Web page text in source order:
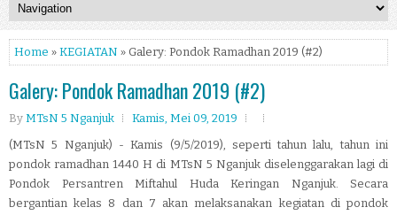
Home » KEGIATAN » Galery: Pondok Ramadhan 2019 (#2)
Galery: Pondok Ramadhan 2019 (#2)
By MTsN 5 Nganjuk
Kamis, Mei 09, 2019
(MTsN 5 Nganjuk) - Kamis (9/5/2019), seperti tahun lalu, tahun ini
pondok ramadhan 1440 H di MTsN 5 Nganjuk diselenggarakan lagi di
Pondok Persantren Miftahul Huda Keringan Nganjuk. Secara
bergantian kelas 8 dan 7 akan melaksanakan kegiatan di pondok